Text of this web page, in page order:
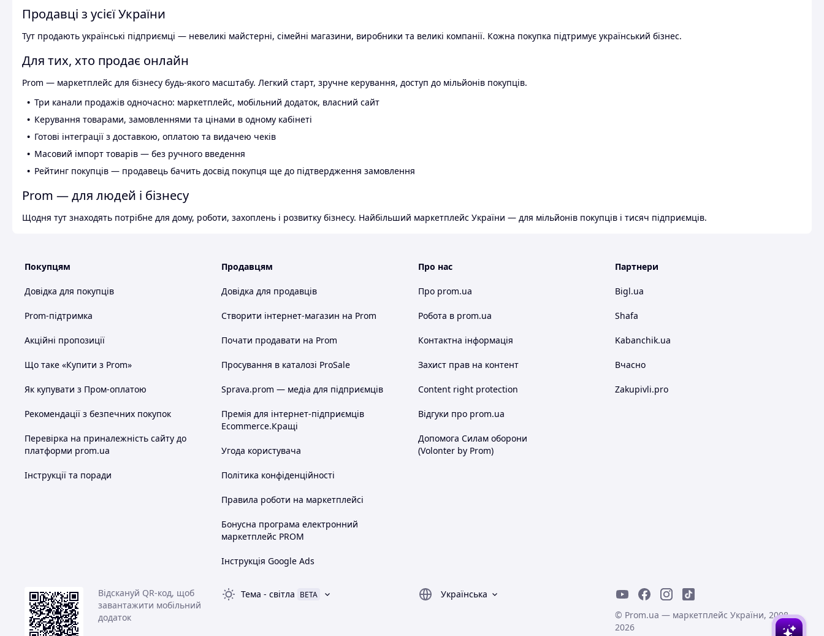
Продавці з усієї України
Тут продають українські підприємці — невеликі майстерні, сімейні магазини, виробники та великі компанії. Кожна покупка підтримує український бізнес.
Для тих, хто продає онлайн
Prom — маркетплейс для бізнесу будь-якого масштабу. Легкий старт, зручне керування, доступ до мільйонів покупців.
Три канали продажів одночасно: маркетплейс, мобільний додаток, власний сайт
Керування товарами, замовленнями та цінами в одному кабінеті
Готові інтеграції з доставкою, оплатою та видачею чеків
Масовий імпорт товарів — без ручного введення
Рейтинг покупців — продавець бачить досвід покупця ще до підтвердження замовлення
Prom — для людей і бізнесу
Щодня тут знаходять потрібне для дому, роботи, захоплень і розвитку бізнесу. Найбільший маркетплейс України — для мільйонів покупців і тисяч підприємців.
Покупцям
Довідка для покупців
Prom-підтримка
Акційні пропозиції
Що таке «Купити з Prom»
Як купувати з Пром-оплатою
Рекомендації з безпечних покупок
Перевірка на приналежність сайту до
платформи prom.ua
Інструкції та поради
Продавцям
Довідка для продавців
Створити інтернет-магазин на Prom
Почати продавати на Prom
Просування в каталозі ProSale
Sprava.prom — медіа для підприємців
Премія для інтернет-підприємців
Ecommerce.Кращі
Угода користувача
Політика конфіденційності
Правила роботи на маркетплейсі
Бонусна програма електронний
маркетплейс PROM
Інструкція Google Ads
Про нас
Про prom.ua
Робота в prom.ua
Контактна інформація
Захист прав на контент
Content right protection
Відгуки про prom.ua
Допомога Силам оборони
(Volonter by Prom)
Партнери
Bigl.ua
Shafa
Kabanchik.ua
Вчасно
Zakupivli.pro
Відскануй QR-код, щоб
завантажити мобільний
додаток
Тема - світла BETA
Українська
© Prom.ua — маркетплейс України, 2008-
2026